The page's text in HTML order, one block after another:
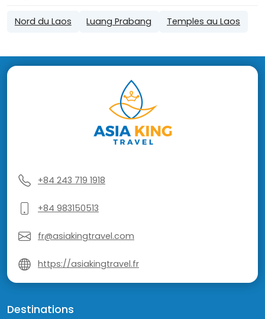
Nord du Laos Luang Prabang Temples au Laos
+84 243 719 1918
+84 983150513
fr@asiakingtravel.com
https://asiakingtravel.fr
Destinations